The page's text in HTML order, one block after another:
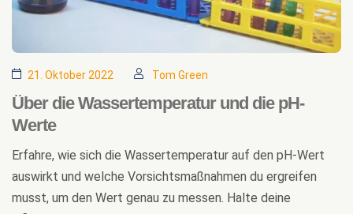
21. Oktober 2022 Tom Green
Über die Wassertemperatur und die pH-
Werte
Erfahre, wie sich die Wassertemperatur auf den pH-Wert
auswirkt und welche Vorsichtsmaßnahmen du ergreifen
musst, um den Wert genau zu messen. Halte deine